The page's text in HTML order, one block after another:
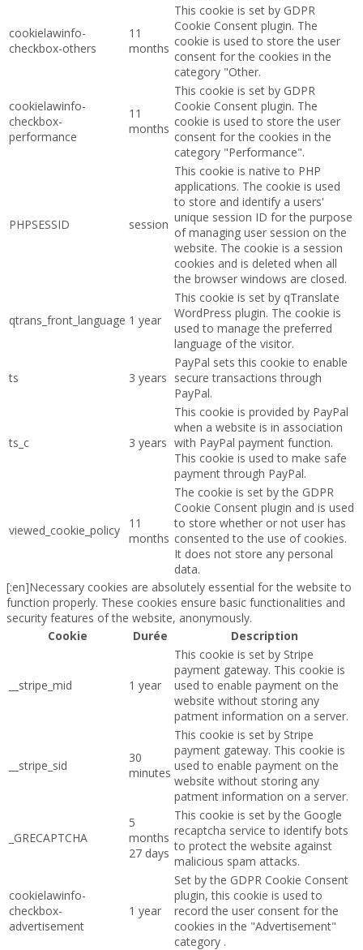
cookielawinfo-
checkbox-others
11
months
This cookie is set by GDPR
Cookie Consent plugin. The
cookie is used to store the user
consent for the cookies in the
category "Other.
cookielawinfo-
checkbox-
performance
11
months
This cookie is set by GDPR
Cookie Consent plugin. The
cookie is used to store the user
consent for the cookies in the
category "Performance".
PHPSESSID session
This cookie is native to PHP
applications. The cookie is used
to store and identify a users'
unique session ID for the purpose
of managing user session on the
website. The cookie is a session
cookies and is deleted when all
the browser windows are closed.
qtrans_front_language 1 year
This cookie is set by qTranslate
WordPress plugin. The cookie is
used to manage the preferred
language of the visitor.
ts 3 years
PayPal sets this cookie to enable
secure transactions through
PayPal.
ts_c 3 years
This cookie is provided by PayPal
when a website is in association
with PayPal payment function.
This cookie is used to make safe
payment through PayPal.
viewed_cookie_policy
11
months
The cookie is set by the GDPR
Cookie Consent plugin and is used
to store whether or not user has
consented to the use of cookies.
It does not store any personal
data.
[:en]Necessary cookies are absolutely essential for the website to
function properly. These cookies ensure basic functionalities and
security features of the website, anonymously.
Cookie
Durée Description
__stripe_mid 1 year
This cookie is set by Stripe
payment gateway. This cookie is
used to enable payment on the
website without storing any
patment information on a server.
__stripe_sid
30
minutes
This cookie is set by Stripe
payment gateway. This cookie is
used to enable payment on the
website without storing any
patment information on a server.
_GRECAPTCHA
5
months
27 days
This cookie is set by the Google
recaptcha service to identify bots
to protect the website against
malicious spam attacks.
cookielawinfo-
checkbox-
advertisement
1 year
Set by the GDPR Cookie Consent
plugin, this cookie is used to
record the user consent for the
cookies in the "Advertisement"
category .